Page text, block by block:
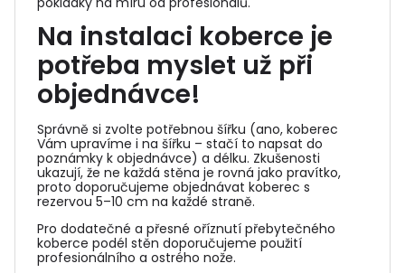
Na instalaci koberce je
potřeba myslet už při
objednávce!
Správně si zvolte potřebnou šířku (ano, koberec
Vám upravíme i na šířku – stačí to napsat do
poznámky k objednávce) a délku. Zkušenosti
ukazují, že ne každá stěna je rovná jako pravítko,
proto doporučujeme objednávat koberec s
rezervou 5–10 cm na každé straně.
Pro dodatečné a přesné oříznutí přebytečného
koberce podél stěn doporučujeme použití
profesionálního a ostrého nože.